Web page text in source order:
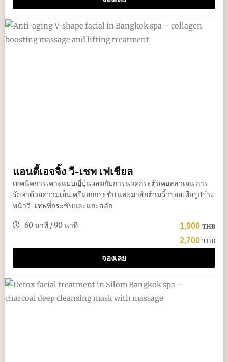
แอนตี้เอจจิ้ง วี-เชพ เฟเชียล
เทคนิคการเคาะแบบญี่ปุ่นผสมกับการนวดกระตุ้นคอลลาเจน การ
รักษาด้วยความเย็น ครีมยกกระชับ และมาส์กต้านริ้วรอยเพื่อรูปร่าง
หน้าวี-เชพที่กระชับและแกะสลัก
60 นาที / 90 นาที 1,900 THB
2,700 THB
จองเลย